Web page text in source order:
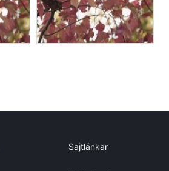
Sajtlänkar